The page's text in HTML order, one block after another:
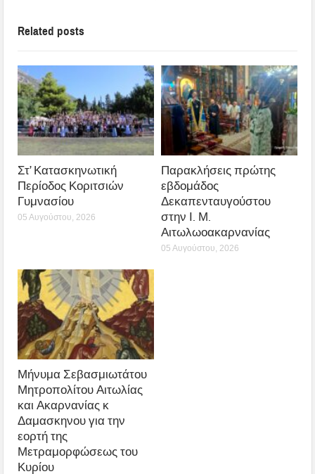
Related posts
Στ’ Κατασκηνωτική
Περίοδος Κοριτσιών
Γυμνασίου
05 Αυγούστου, 2026
Παρακλήσεις πρώτης
εβδομάδος
Δεκαπενταυγούστου
στην Ι. Μ.
Αιτωλωοακαρνανίας
05 Αυγούστου, 2026
Μήνυμα Σεβασμιωτάτου
Μητροπολίτου Αιτωλίας
και Ακαρνανίας κ
Δαμασκηνου για την
εορτή της
Μετραμορφώσεως του
Κυρίου